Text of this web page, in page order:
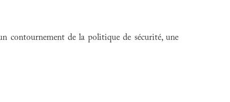
contournement de la politique de sécurité, une